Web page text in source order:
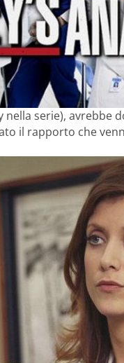
serie), avrebbe
il rapporto che